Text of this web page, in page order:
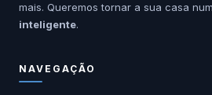
mais. Queremos tornar a sua casa
inteligente.
NAVEGAÇÃO